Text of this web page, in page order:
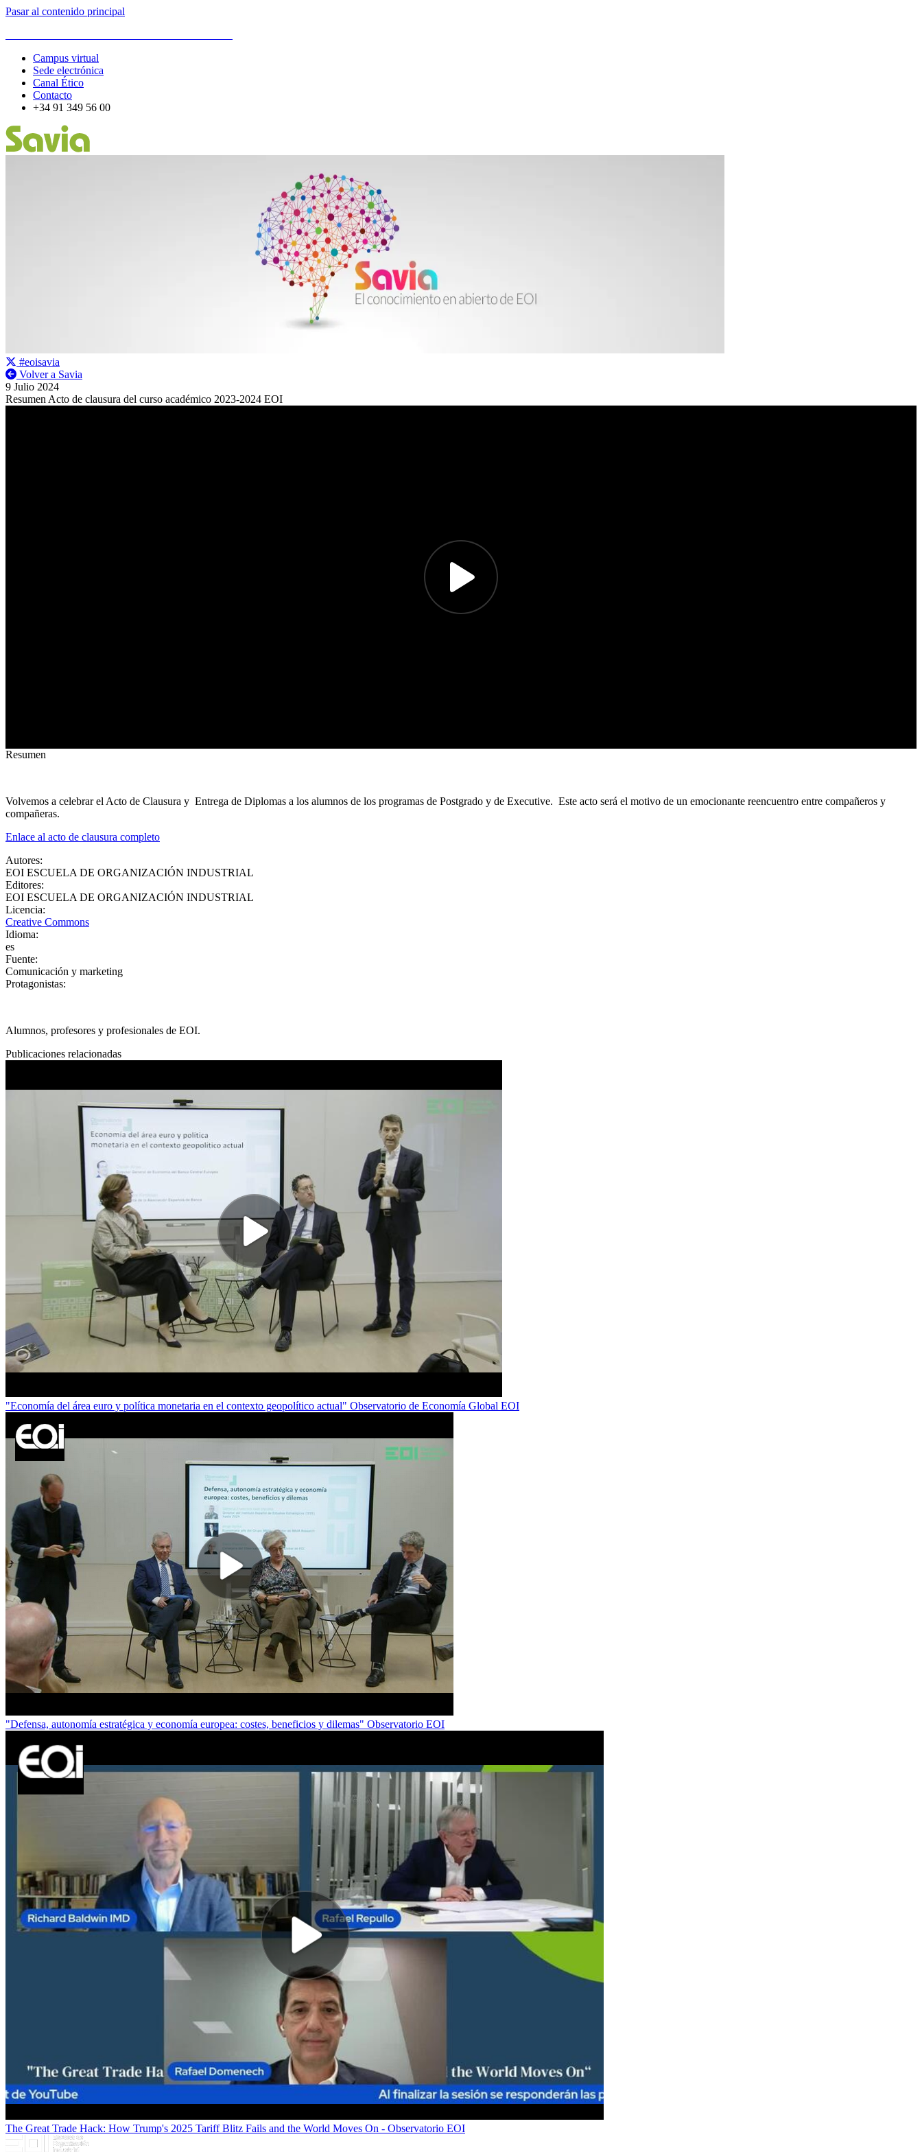
Pasar al contenido principal
Campus virtual
Sede electrónica
Canal Ético
Contacto
+34 91 349 56 00
#eoisavia
Volver a Savia
9 Julio 2024
Resumen Acto de clausura del curso académico 2023-2024 EOI
Resumen
Volvemos a celebrar el Acto de Clausura y Entrega de Diplomas a los alumnos de los programas de Postgrado y de Executive. Este acto será el motivo de un emocionante reencuentro entre compañeros y
compañeras.
Enlace al acto de clausura completo
Autores:
EOI ESCUELA DE ORGANIZACIÓN INDUSTRIAL
Editores:
EOI ESCUELA DE ORGANIZACIÓN INDUSTRIAL
Licencia:
Creative Commons
Idioma:
es
Fuente:
Comunicación y marketing
Protagonistas:
Alumnos, profesores y profesionales de EOI.
Publicaciones relacionadas
"Economía del área euro y política monetaria en el contexto geopolítico actual" Observatorio de Economía Global EOI
"Defensa, autonomía estratégica y economía europea: costes, beneficios y dilemas" Observatorio EOI
The Great Trade Hack: How Trump's 2025 Tariff Blitz Fails and the World Moves On - Observatorio EOI